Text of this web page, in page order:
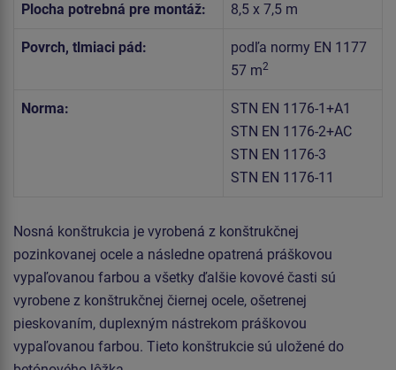
Plocha potrebná pre montáž: 8,5 x 7,5 m
Povrch, tlmiaci pád:
podľa normy EN 1177
57 m2
Norma:
STN EN 1176-1+A1
STN EN 1176-2+AC
STN EN 1176-3
STN EN 1176-11
Nosná konštrukcia je vyrobená z konštrukčnej
pozinkovanej ocele a následne opatrená práškovou
vypaľovanou farbou a všetky ďalšie kovové časti sú
vyrobene z konštrukčnej čiernej ocele, ošetrenej
pieskovaním, duplexným nástrekom práškovou
vypaľovanou farbou. Tieto konštrukcie sú uložené do